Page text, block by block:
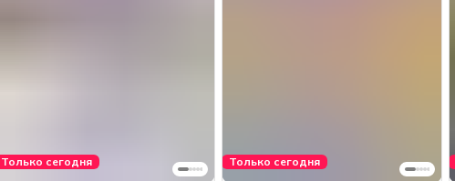
Только сегодня Только сегодня